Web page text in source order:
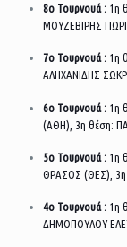
8ο Τουρνουά : 1η
ΜΟΥΖΕΒΙΡΗΣ
7ο Τουρνουά : 1η
ΑΛΗΧΑΝΙΔΗΣ
6ο Τουρνουά : 1η
(ΑΘΗ), 3η θέση:
5ο Τουρνουά : 1η
ΘΡΑΣΟΣ (ΘΕΣ), 3η
4ο Τουρνουά : 1η
ΔΗΜΟΠΟΥΛΟΥ